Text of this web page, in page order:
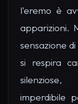
l'eremo è
apparizioni.
sensazione
si respira
imperdibile